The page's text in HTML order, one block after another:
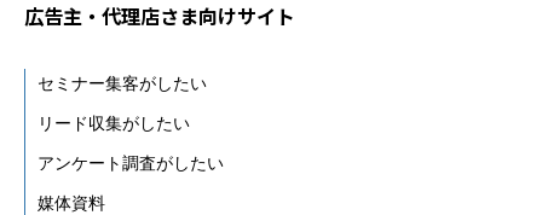
広告主・代理店さま向けサイト
セミナー集客がしたい
リード収集がしたい
アンケート調査がしたい
媒体資料